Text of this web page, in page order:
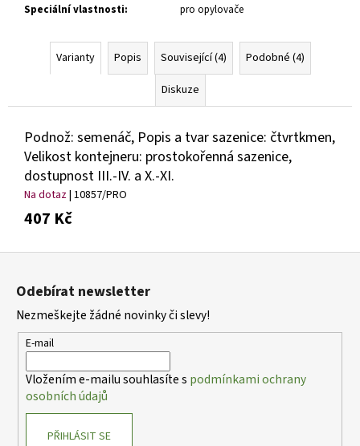
Speciální vlastnosti: pro opylovače
Varianty Popis Související (4)
Podobné (4)
Diskuze
Podnož: semenáč, Popis a tvar sazenice: čtvrtkmen,
Velikost kontejneru: prostokořenná sazenice,
dostupnost III.-IV. a X.-XI.
Na dotaz| 10857/PRO
407 Kč
Z
Odebírat newsletter
Nezmeškejte žádné novinky či slevy!
E-mail
Vložením e-mailu souhlasíte s podmínkami ochrany
osobních údajů
PŘIHLÁSIT SE